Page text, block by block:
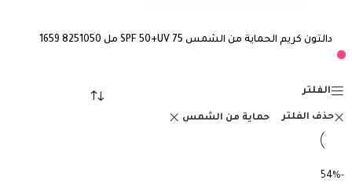
دالتون كريم الحماية من الشمس SPF 50+UV 75 مل 8251050 1659
الفلتر
حذف الفلتر حماية من الشمس
-54%